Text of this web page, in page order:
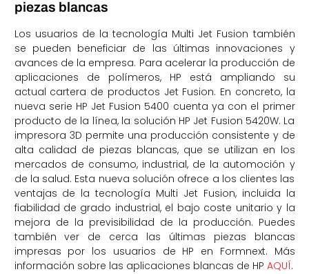
piezas blancas
Los usuarios de la tecnología Multi Jet Fusion también
se pueden beneficiar de las últimas innovaciones y
avances de la empresa. Para acelerar la producción de
aplicaciones de polímeros, HP está ampliando su
actual cartera de productos Jet Fusion. En concreto, la
nueva serie HP Jet Fusion 5400 cuenta ya con el primer
producto de la línea, la solución HP Jet Fusion 5420W. La
impresora 3D permite una producción consistente y de
alta calidad de piezas blancas, que se utilizan en los
mercados de consumo, industrial, de la automoción y
de la salud. Esta nueva solución ofrece a los clientes las
ventajas de la tecnología Multi Jet Fusion, incluida la
fiabilidad de grado industrial, el bajo coste unitario y la
mejora de la previsibilidad de la producción. Puedes
también ver de cerca las últimas piezas blancas
impresas por los usuarios de HP en Formnext. Más
información sobre las aplicaciones blancas de HP AQUÍ.